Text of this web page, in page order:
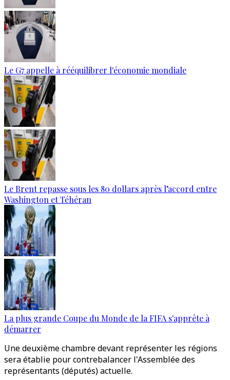
Le G7 appelle à rééquilibrer l'économie mondiale
Le Brent repasse sous les 80 dollars après l’accord entre
Washington et Téhéran
La plus grande Coupe du Monde de la FIFA s'apprête à
démarrer
Une deuxième chambre devant représenter les régions
sera établie pour contrebalancer l'Assemblée des
représentants (députés) actuelle.